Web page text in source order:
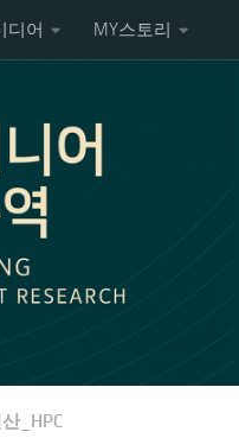
디어 MY스토리
_HPC